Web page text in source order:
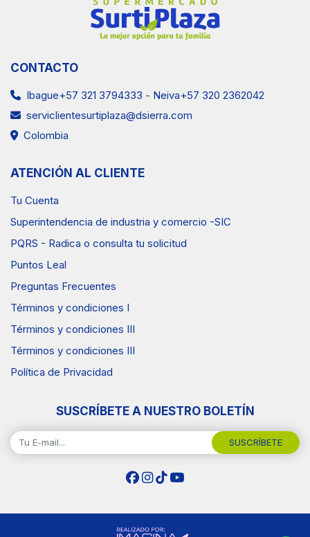
CONTACTO
Ibague+57 321 3794333 - Neiva+57 320 2362042
serviclientesurtiplaza@dsierra.com
Colombia
ATENCIÓN AL CLIENTE
Tu Cuenta
Superintendencia de industria y comercio -SIC
PQRS - Radica o consulta tu solicitud
Puntos Leal
Preguntas Frecuentes
Términos y condiciones I
Términos y condiciones III
Términos y condiciones III
Política de Privacidad
SUSCRÍBETE A NUESTRO BOLETÍN
SUSCRÍBETE